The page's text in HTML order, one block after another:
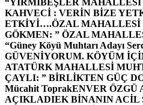
“YİRMİBEŞLER
KAHVECİ : VERİN BİZE
ETKİYİ….ÖZAL MAHALLESİ
GÖKMEN: ” ÖZAL
“Güney Köyü Muhtarı Adayı
GÜVENİYORUM. KÖYÜM
ATATÜRK MAHALLESİ
ÇAYLI: ” BİRLİKTEN GÜÇ
Mücahit ToprakENVER ÖZGÜ
AÇIKLADIEK BİNANIN ACİL